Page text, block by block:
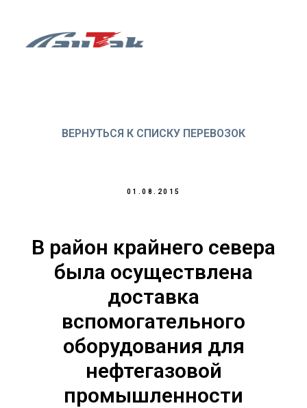
ВЕРНУТЬСЯ К СПИСКУ ПЕРЕВОЗОК
01.08.2015
В район крайнего севера
была осуществлена
доставка
вспомогательного
оборудования для
нефтегазовой
промышленности